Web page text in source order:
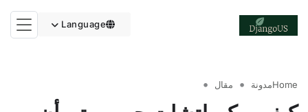
Language
Homeمدونة مقال